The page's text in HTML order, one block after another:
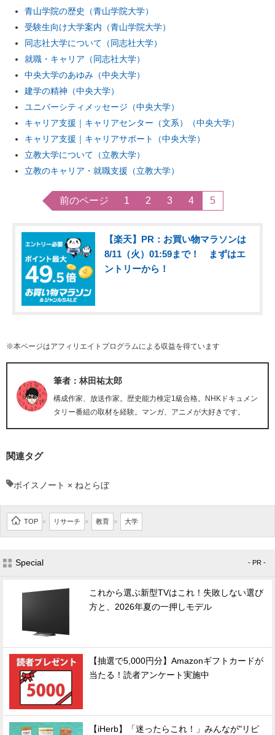
青山学院の歴史（青山学院大学）
受験生向け大学案内（青山学院大学）
同志社大学について（同志社大学）
就職・キャリア（同志社大学）
中央大学のあゆみ（中央大学）
建学の精神（中央大学）
ユニバーシティメッセージ（中央大学）
キャリア支援｜キャリアセンター（文系）（中央大学）
キャリア支援｜キャリアサポート（中央大学）
立教大学について（立教大学）
立教のキャリア・就職支援（立教大学）
前のページ 1 2 3 4 5
【楽天】PR：お買い物マラソンは
8/11（火）01:59まで！ まずはエ
ントリーから！
※本ページはアフィリエイトプログラムによる収益を得ています
筆者：林田祐太郎
構成作家、放送作家。歴史能力検定1級合格。NHKドキュメン
タリー番組の取材を経験。マンガ、アニメが大好きです。
関連タグ
ボイスノート × ねとらぼ
TOP > リサーチ > 教育 > 大学
Special - PR -
これから選ぶ新型TVはこれ！失敗しない選び
方と、2026年夏の一押しモデル
【抽選で5,000円分】Amazonギフトカードが
当たる！読者アンケート実施中
【iHerb】「迷ったらこれ！」みんなが"リピ